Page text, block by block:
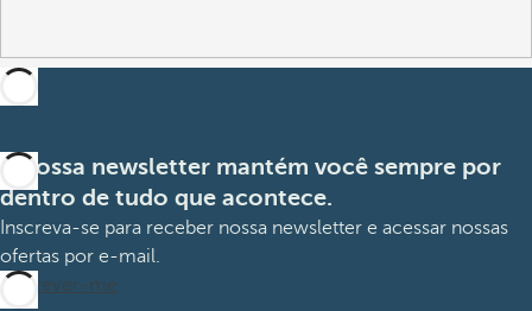
A nossa newsletter mantém você sempre por
dentro de tudo que acontece.
Inscreva-se para receber nossa newsletter e acessar nossas
ofertas por e-mail.
Inscrever-me